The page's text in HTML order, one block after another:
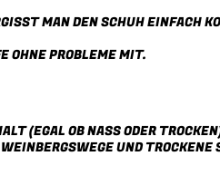
MAN DEN SCHUH EINFACH
OHNE PROBLEME MIT.
(EGAL OB NASS ODER
UND TROCKENE